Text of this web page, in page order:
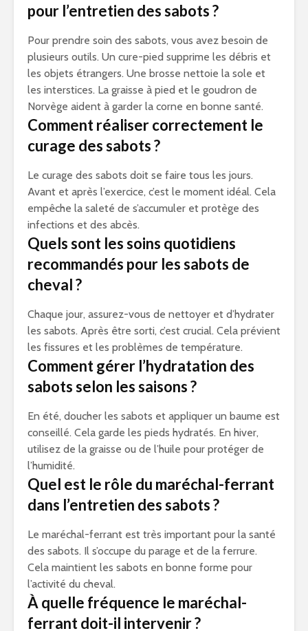
pour l’entretien des sabots ?
Pour prendre soin des sabots, vous avez besoin de
plusieurs outils. Un cure-pied supprime les débris et
les objets étrangers. Une brosse nettoie la sole et
les interstices. La graisse à pied et le goudron de
Norvège aident à garder la corne en bonne santé.
Comment réaliser correctement le
curage des sabots ?
Le curage des sabots doit se faire tous les jours.
Avant et après l’exercice, c’est le moment idéal. Cela
empêche la saleté de s’accumuler et protège des
infections et des abcès.
Quels sont les soins quotidiens
recommandés pour les sabots de
cheval ?
Chaque jour, assurez-vous de nettoyer et d’hydrater
les sabots. Après être sorti, c’est crucial. Cela prévient
les fissures et les problèmes de température.
Comment gérer l’hydratation des
sabots selon les saisons ?
En été, doucher les sabots et appliquer un baume est
conseillé. Cela garde les pieds hydratés. En hiver,
utilisez de la graisse ou de l’huile pour protéger de
l’humidité.
Quel est le rôle du maréchal-ferrant
dans l’entretien des sabots ?
Le maréchal-ferrant est très important pour la santé
des sabots. Il s’occupe du parage et de la ferrure.
Cela maintient les sabots en bonne forme pour
l’activité du cheval.
À quelle fréquence le maréchal-
ferrant doit-il intervenir ?